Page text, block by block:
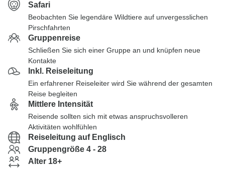
Safari
Beobachten Sie legendäre Wildtiere auf unvergesslichen
Pirschfahrten
Gruppenreise
Schließen Sie sich einer Gruppe an und knüpfen neue
Kontakte
Inkl. Reiseleitung
Ein erfahrener Reiseleiter wird Sie während der gesamten
Reise begleiten
Mittlere Intensität
Reisende sollten sich mit etwas anspruchsvolleren
Aktivitäten wohlfühlen
Reiseleitung auf Englisch
Gruppengröße 4 - 28
Alter 18+